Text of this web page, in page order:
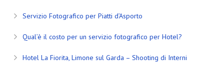
Servizio Fotografico per Piatti d’Asporto
Qual’è il costo per un servizio fotografico per Hotel?
Hotel La Fiorita, Limone sul Garda – Shooting di Interni